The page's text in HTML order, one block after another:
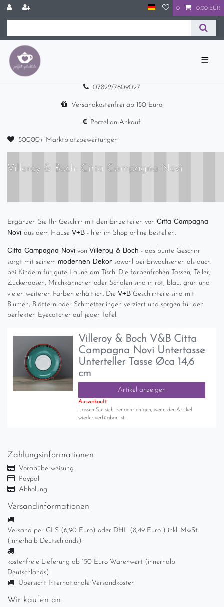
0 0,00 EUR
☰
07822/7809027
Versandkostenfrei ab 150 Euro
Porzellan-Ankauf
50000+ Marktplatzbewertungen
Villeroy & Boch: Citta Campagna Novi
Ergänzen Sie Ihr Geschirr mit den Einzelteilen von Citta Campagna
Novi aus dem Hause V+B - hier im Shop online bestellen.
Citta Campagna Novi von Villeroy & Boch - das bunte Geschirr
sorgt mit seinem modernen Dekor sowohl bei Erwachsenen als auch
bei Kindern für gute Laune am Tisch. Die farbenfrohen Tassen, Teller,
Zuckerdosen, Milchkännchen oder Schalen sind in rot, blau, grün und
vielen weiteren Farben erhältlich. Die V+B Geschirrteile sind mit
Blumen, Blättern oder Schmetterlingen verziert und sorgen für den
perfekten Eyecatcher auf jeder Tafel.
Villeroy & Boch V&B Citta
Campagna Novi Untertasse
Unterteller Tasse Øca 14,6
cm
Artikel anzeigen
Ausverkauft
Lassen Sie sich benachrichigen, wenn der Artikel
wieder verfügbar ist.
Zahlungsinformationen
Vorabüberweisung
Paypal
Abholung
Versandinformationen
Versand per GLS (6,90 Euro) oder DHL (8,49 Euro ) inkl. MwSt.
(innerhalb Deutschlands)
kostenfreie Lieferung ab 150 Euro Warenwert (innerhalb
Deutschlands)
Übersicht Internationale Versandkosten
Wir kaufen an